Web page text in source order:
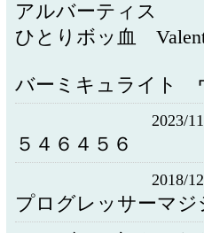
アルバーティス
ひとりボッ血
バーミキュライト
2023/
５４６４５６
2018/
プログレッサーマジ